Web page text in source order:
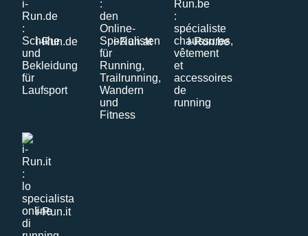
i-Run.de i-Run.at i-Run.be
i-Run.it